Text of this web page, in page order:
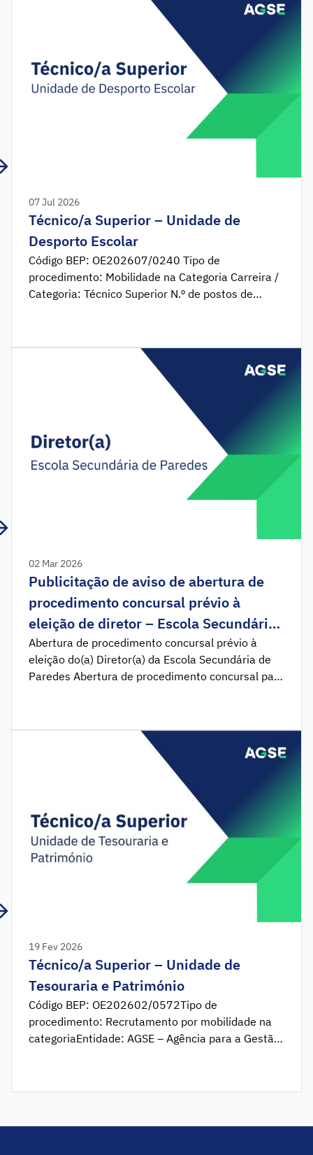
07 Jul 2026
Técnico/a Superior – Unidade de
Desporto Escolar
Código BEP: OE202607/0240 Tipo de
procedimento: Mobilidade na Categoria Carreira /
Categoria: Técnico Superior N.º de postos de
2026 Enquadramento A Agência para a Gestão do
Sistema Educativo, I. P. (AGSE, I. P.) promove
procedimento de mobilidade interna para o […]
02 Mar 2026
Publicitação de aviso de abertura de
procedimento concursal prévio à
eleição de diretor – Escola Secundária
de Paredes
Abertura de procedimento concursal prévio à
eleição do(a) Diretor(a) da Escola Secundária de
Paredes Abertura de procedimento concursal para
2026-2030. Foi publicado em Diário da República
o Aviso n.º 417920262que determina a abertura
do procedimento concursal prévio à eleição do(a)
19 Fev 2026
Técnico/a Superior – Unidade de
Tesouraria e Património
Código BEP: OE202602/0572Tipo de
procedimento: Recrutamento por mobilidade na
categoriaEntidade: AGSE – Agência para a Gestão
Enquadramento A Agência para a Gestão do